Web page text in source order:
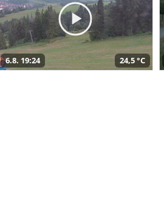
6.8. 19:24 24,5 °C